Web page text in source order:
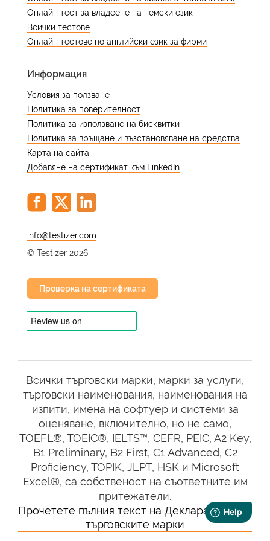
информация за тяхната структура,
предимства и как те могат да
подпомогнат пътуването ви в
Какво представлява
скалата на CEFR и как се
прилага при арабския
език?
рамка за езиците (CEFR) е
стандартизирано ръководство, което
езиковите познания в Европа, а все
повече и по света. Тя категоризира
B1, B2, C1 и C2. За изучаващите
арабски език разбирането на скалата
на CEFR осигурява ясна пътна карта
за уменията, които трябва да се
свързани с области от най-близко
значение, като лична и семейна
информация, пазаруване, местна
география и заетост. Те могат да
общуват при изпълнението на прости
и рутинни задачи, изискващи пряк
обмен на информация по познати
теми. Тази рамка осигурява
структурирана прогресия в
усвояването на арабските езикови
умения.
Онлайн тест за владеене на немски език
Всички тестове
Онлайн тестове по английски език за фирми
Информация
Условия за ползване
Политика за поверителност
Политика за използване на бисквитки
Политика за връщане и възстановяване на средства
Карта на сайта
Добавяне на сертификат към LinkedIn
@
© Testizer 2026
Проверка на сертификата
Всички търговски марки, марки за услуги,
търговски наименования, наименования на
изпити, имена на софтуер и системи за
оценяване, включително, но не само,
TOEFL®, TOEIC®, IELTS™, CEFR, PEIC, A2 Key,
B1 Preliminary, B2 First, C1 Advanced, C2
Proficiency, TOPIK, JLPT, HSK и Microsoft
Excel®, са собственост на съответните им
притежатели.
Прочетете пълния текст на Декларацията за
търговските марки